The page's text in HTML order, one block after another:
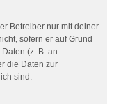
Betreiber nur mit deiner
sofern er auf Grund
(z. B. an
die Daten zur
sind.